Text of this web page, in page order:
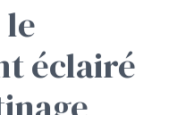
éclairé